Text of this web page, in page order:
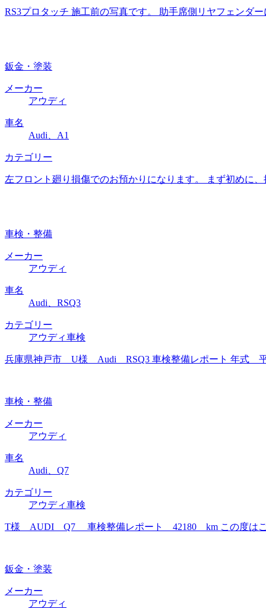
RS3プロタッチ 施工前の写真です。 助手席側リヤフェンダ
鈑金・塗装
メーカー
アウディ
車名
Audi、A1
カテゴリー
左フロント廻り損傷でのお預かりになります。 まず初めに
車検・整備
メーカー
アウディ
車名
Audi、RSQ3
カテゴリー
アウディ車検
兵庫県神戸市 U様 Audi RSQ3 車検整備レポート 年式 平
車検・整備
メーカー
アウディ
車名
Audi、Q7
カテゴリー
アウディ車検
T様 AUDI Q7 車検整備レポート 42180 km この度はご入
鈑金・塗装
メーカー
アウディ